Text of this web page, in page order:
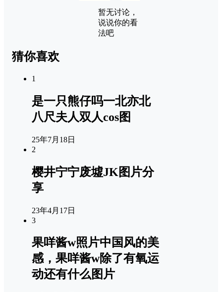
暂无讨论，
说说你的看
法吧
猜你喜欢
1
是一只熊仔吗一北亦北
八尺夫人双人cos图
25年7月18日
2
樱井宁宁废墟JK图片分
享
23年4月17日
3
果咩酱w照片中国风的美
感，果咩酱w除了有氧运
动还有什么图片